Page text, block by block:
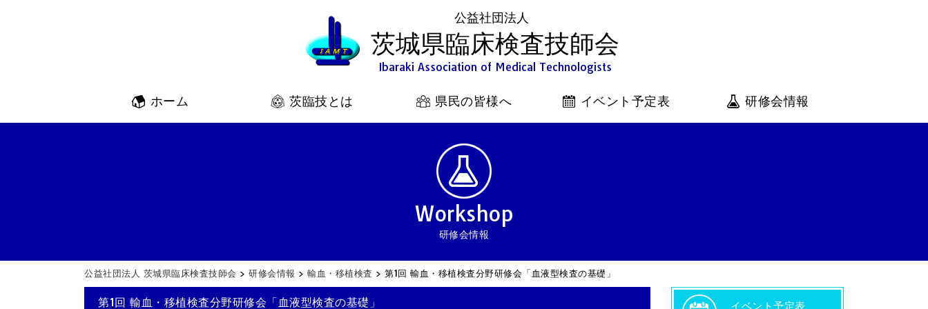
公益社団法人
茨城県臨床検査技師会
Ibaraki Association of Medical Technologists
ホーム 茨臨技とは 県民の皆様へ イベント予定表 研修会情報
Workshop
研修会情報
公益社団法人 茨城県臨床検査技師会 > 研修会情報 > 輸血・移植検査 > 第1回 輸血・移植検査分野研修会「血液型検査の基礎」
第1回 輸血・移植検査分野研修会「血液型検査の基礎」 イベント予定表